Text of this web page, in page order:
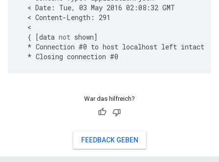
  <
Date : Tue, 03 May 2016 02 :08 : 32 GMT
  <
Content-Length :
291
{ [data not shown]
* Connection #0 to host localhost left intact
* Closing connection #0
War das hilfreich?
FEEDBACK GEBEN